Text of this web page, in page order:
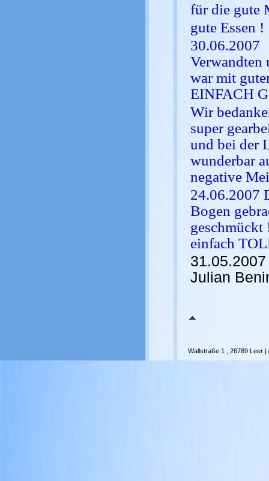
für die gute
gute Essen !
30.06.2007
Verwandten
war mit
EINFACH
Wir
super
und bei der
wunderbar
negative
24.06.2007
Bogen
geschmückt
einfach
Julian
Wallstraße 1 , 26789 Leer |